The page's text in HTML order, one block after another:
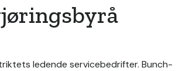
ledende servicebedrifter. Bunch-